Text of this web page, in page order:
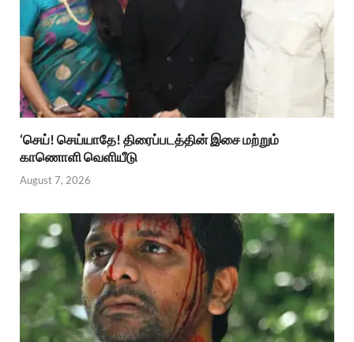
‘செய்! செய்யாதே! திரைப்படத்தின் இசை மற்றும்
காணொளி வெளியீடு
August 7, 2026